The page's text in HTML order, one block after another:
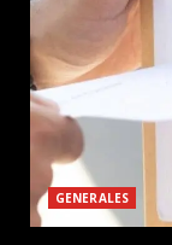
GENERALES